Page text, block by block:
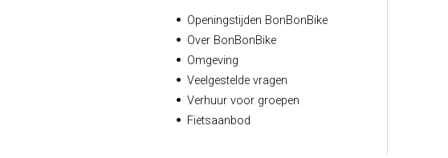
Openingstijden BonBonBike
Over BonBonBike
Omgeving
Veelgestelde vragen
Verhuur voor groepen
Fietsaanbod